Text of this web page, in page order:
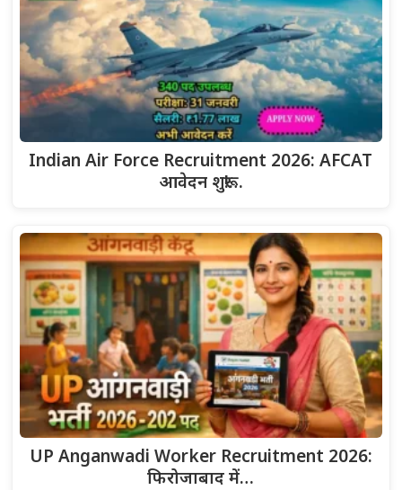
Indian Air Force Recruitment 2026: AFCAT
आवेदन शुरू!…
UP Anganwadi Worker Recruitment 2026:
फिरोजाबाद में…